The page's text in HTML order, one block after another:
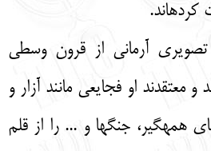
کردهاند.
تصویری آرمانی از قرون وسطی
معتقدند او فجایعی مانند آزار و
همهگیر، جنگها و ... را از قلم